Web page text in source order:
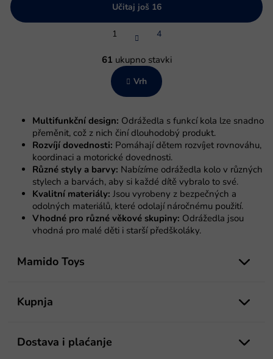
o
t
r
l
e
l
i
s
t
a
n
j
a
Učitaj još 16
P
a
i
n
a
i
a
1 4
61 ukupno stavki
Vrh
Multifunkční design: Odrážedla s funkcí kola lze snadno
přeměnit, což z nich činí dlouhodobý produkt.
Rozvíjí dovednosti: Pomáhají dětem rozvíjet rovnováhu,
koordinaci a motorické dovednosti.
Různé styly a barvy: Nabízíme odrážedla kolo v různých
stylech a barvách, aby si každé dítě vybralo to své.
Kvalitní materiály: Jsou vyrobeny z bezpečných a
odolných materiálů, které odolají náročnému použití.
Vhodné pro různé věkové skupiny: Odrážedla jsou
vhodná pro malé děti i starší předškoláky.
Mamido Toys
Kupnja
Dostava i plaćanje